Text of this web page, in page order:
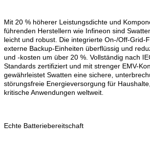
Mit 20 % höherer Leistungsdichte und
führenden Herstellern wie Infineon sind
leicht und robust. Die integrierte On-/Off-Grid-
externe Backup-Einheiten überflüssig und
und -kosten um über 20 %. Vollständig nach
Standards zertifiziert und mit strenger EMV-
gewährleistet Swatten eine sichere,
störungsfreie Energieversorgung für
kritische Anwendungen weltweit.
Echte Batteriebereitschaft